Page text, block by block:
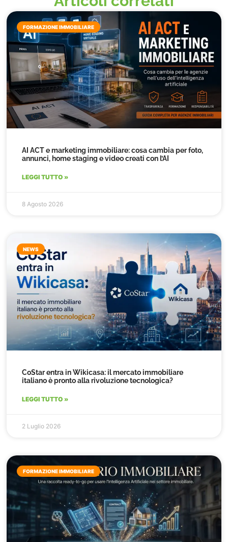
FORMAZIONE IMMOBILIARE
AI ACT e marketing immobiliare: cosa cambia per foto,
annunci, home staging e video creati con l’AI
LEGGI TUTTO »
8 Agosto 2026
NEWS
CoStar entra in Wikicasa: il mercato immobiliare
italiano è pronto alla rivoluzione tecnologica?
LEGGI TUTTO »
2 Luglio 2026
FORMAZIONE IMMOBILIARE